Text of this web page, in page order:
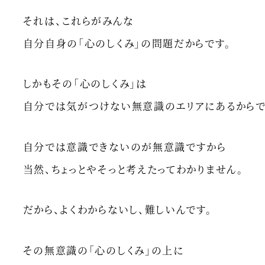
それは、これらがみんな
自分自身の「心のしくみ」の問題だからです。
しかもその「心のしくみ」は
自分では気がつけない無意識のエリアにあるからで
自分では意識できないのが無意識ですから
当然、ちょっとやそっと考えたってわかりません。
だから、よくわからないし、難しいんです。
その無意識の「心のしくみ」の上に